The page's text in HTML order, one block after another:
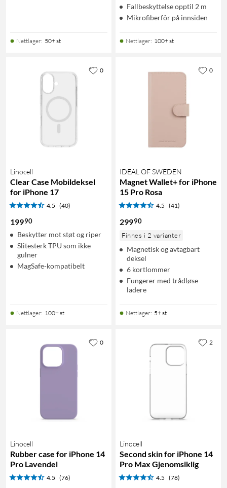
Nettlager: 50+ st
Fallbeskyttelse opptil 2 m
Mikrofiberfôr på innsiden
Nettlager: 100+ st
Linocell
Clear Case Mobildeksel
for iPhone 17
4.5 (40)
19990
Beskytter mot støt og riper
Slitesterk TPU som ikke
gulner
MagSafe-kompatibelt
Nettlager: 100+ st
0
IDEAL OF SWEDEN
Magnet Wallet+ for iPhone
15 Pro Rosa
4.5 (41)
29990
Finnes i 2 varianter
Magnetisk og avtagbart
deksel
6 kortlommer
Fungerer med trådløse
ladere
Nettlager: 5+ st
0
Linocell
Rubber case for iPhone 14
Pro Lavendel
4.5 (76)
0
Linocell
Second skin for iPhone 14
Pro Max Gjenomsiklig
4.5 (78)
2